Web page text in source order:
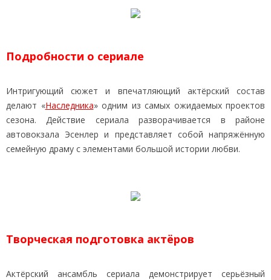
Подробности о сериале
Интригующий сюжет и впечатляющий актёрский состав
делают «Наследника» одним из самых ожидаемых проектов
сезона. Действие сериала разворачивается в районе
автовокзала Эсенлер и представляет собой напряжённую
семейную драму с элементами большой истории любви.
Творческая подготовка актёров
Актёрский ансамбль сериала демонстрирует серьёзный